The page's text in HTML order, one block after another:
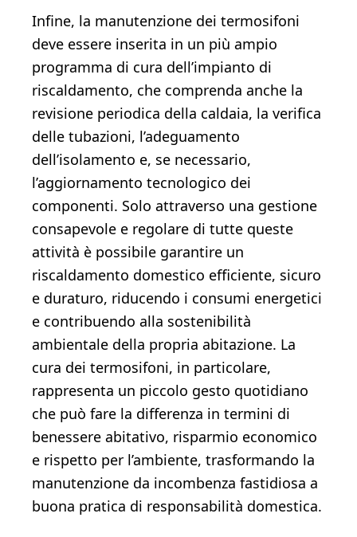
Infine, la manutenzione dei termosifoni
deve essere inserita in un più ampio
programma di cura dell’impianto di
riscaldamento, che comprenda anche la
revisione periodica della caldaia, la verifica
delle tubazioni, l’adeguamento
dell’isolamento e, se necessario,
l’aggiornamento tecnologico dei
componenti. Solo attraverso una gestione
consapevole e regolare di tutte queste
attività è possibile garantire un
riscaldamento domestico efficiente, sicuro
e duraturo, riducendo i consumi energetici
e contribuendo alla sostenibilità
ambientale della propria abitazione. La
cura dei termosifoni, in particolare,
rappresenta un piccolo gesto quotidiano
che può fare la differenza in termini di
benessere abitativo, risparmio economico
e rispetto per l’ambiente, trasformando la
manutenzione da incombenza fastidiosa a
buona pratica di responsabilità domestica.